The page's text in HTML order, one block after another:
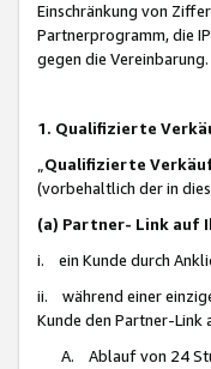
Einschränkung von
Partnerprogramm, die
gegen die Vereinbarung.
1. Qualifizierte
Qualifizierte
(vorbehaltlich der in
(a) Partner- Link auf
i. ein Kunde durch
ii. während einer
Kunde den Partner-
A. Ablauf von 24